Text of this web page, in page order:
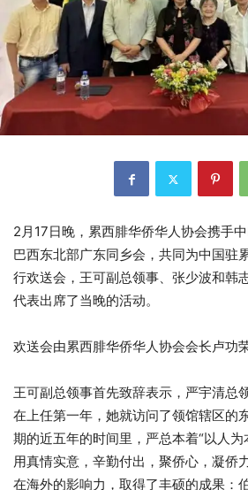
2月17日晚，累西腓华侨华人协会携手中
巴西东北部广东同乡会，共同为中国驻
行欢送会，王可副总领事、张少波和韩
代表出席了当晚的活动。
欢送会由累西腓华侨华人协会会长卢功荣
王可副总领事首先致辞表示，严宇清总
在上任第一年，她就访问了领馆辖区的
期的近五年的时间里，严总本着“以人为
用真情实意，辛勤付出，聚侨心，凝侨
在海外的影响力，取得了丰硕的成果：